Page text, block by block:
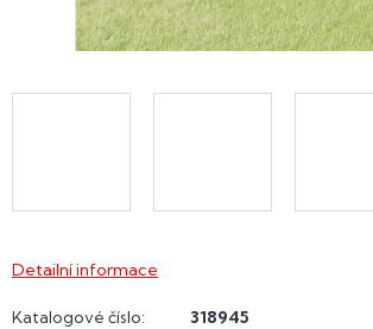
Detailní informace
Katalogové číslo:
318945